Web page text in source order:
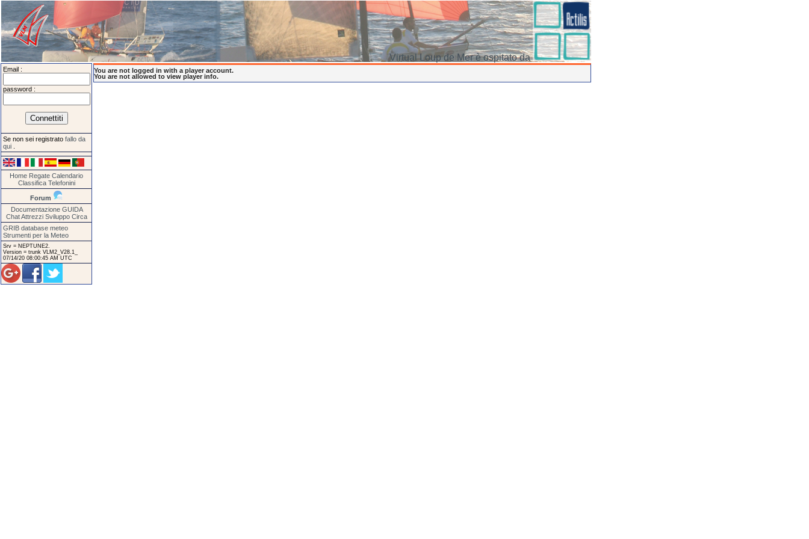
Virtual Loup de Mer è ospitato da
Email :
password :
Se non sei registrato fallo da
qui
Home Regate Calendario
Classifica Telefonini
Forum
Documentazione GUIDA
Chat Attrezzi Sviluppo Circa
GRIB database meteo
Strumenti per la Meteo
Srv = NEPTUNE2.
Version = trunk VLM2_V28.1_
07/14/20 08:00:45 AM UTC
You are not logged in with a player account.
You are not allowed to view player info.